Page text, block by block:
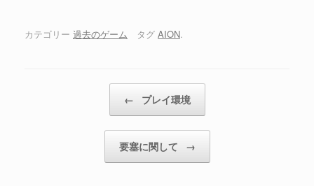
カテゴリー 過去のゲーム タグ AION.
← プレイ環境
要塞に関して →